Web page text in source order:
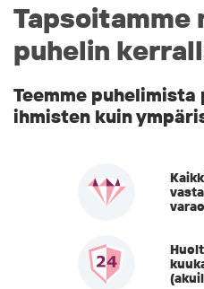
Tapsoitamme
puhelin
Teemme
ihmisten kuin